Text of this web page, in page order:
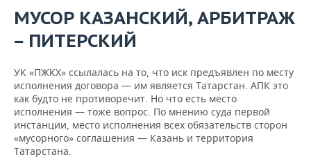
МУСОР КАЗАНСКИЙ, АРБИТРАЖ
— ПИТЕРСКИЙ
УК «ПЖКХ» ссылалась на то, что иск предъявлен по месту
исполнения договора — им является Татарстан. АПК это
как будто не противоречит. Но что есть место
исполнения — тоже вопрос. По мнению суда первой
инстанции, место исполнения всех обязательств сторон
«мусорного» соглашения — Казань и территория
Татарстана.